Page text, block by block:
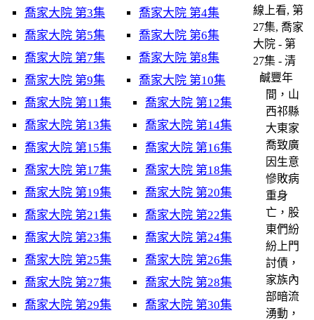
喬家大院 第3集
喬家大院 第4集
喬家大院 第5集
喬家大院 第6集
喬家大院 第7集
喬家大院 第8集
喬家大院 第9集
喬家大院 第10集
喬家大院 第11集
喬家大院 第12集
喬家大院 第13集
喬家大院 第14集
喬家大院 第15集
喬家大院 第16集
喬家大院 第17集
喬家大院 第18集
喬家大院 第19集
喬家大院 第20集
喬家大院 第21集
喬家大院 第22集
喬家大院 第23集
喬家大院 第24集
喬家大院 第25集
喬家大院 第26集
喬家大院 第27集
喬家大院 第28集
喬家大院 第29集
喬家大院 第30集
線上看, 第
27集, 喬家
大院 - 第
27集 - 清
鹹豐年
間，山
西祁縣
大東家
喬致廣
因生意
慘敗病
重身
亡，股
東們紛
紛上門
討債，
家族內
部暗流
湧動，